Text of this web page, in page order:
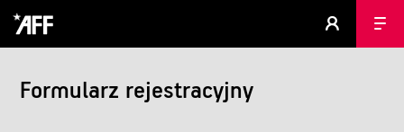
Formularz rejestracyjny